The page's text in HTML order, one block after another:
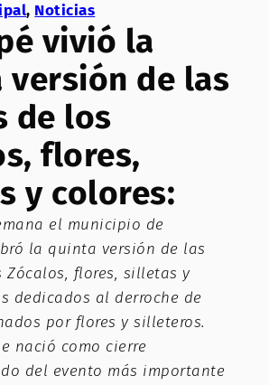
, Noticias
vivió la
versión de las
de los
flores,
y colores:
el municipio de
la quinta versión de las
Zócalos, flores, silletas y
dedicados al derroche de
por flores y silleteros.
nació como cierre
del evento más importante